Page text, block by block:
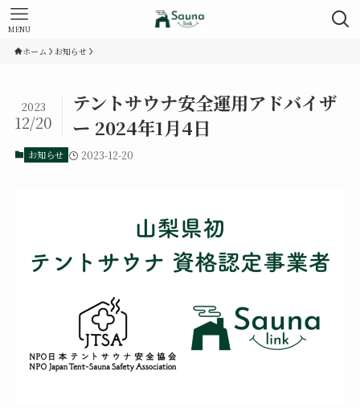
MENU
ホーム お知らせ
テントサウナ安全運用アドバイザ
ー 2024年1月4日
2023
12/20
お知らせ 2023-12-20